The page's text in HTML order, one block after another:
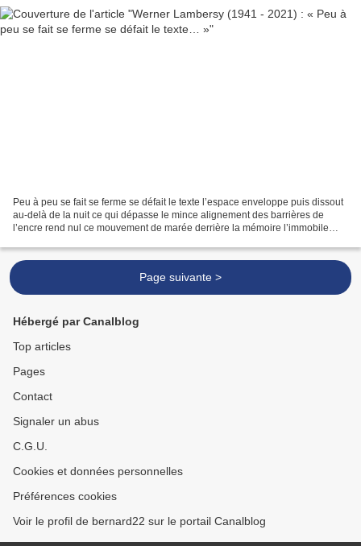
Peu à peu se fait se ferme se défait le texte l’espace enveloppe puis dissout
au-delà de la nuit ce qui dépasse le mince alignement des barrières de
l’encre rend nul ce mouvement de marée derrière la mémoire l’immobile
Page suivante >
Hébergé par Canalblog
Top articles
Pages
Contact
Signaler un abus
C.G.U.
Cookies et données personnelles
Préférences cookies
Voir le profil de bernard22 sur le portail Canalblog